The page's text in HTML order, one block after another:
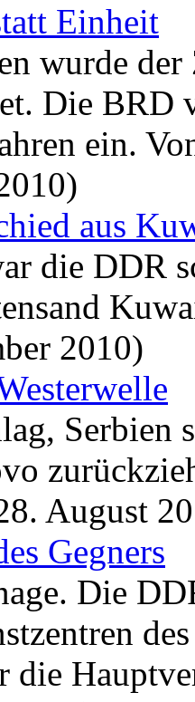
Einheit
wurde
Die BRD
ein.
aus
die DDR
2010)
August
Gegners
Die
die